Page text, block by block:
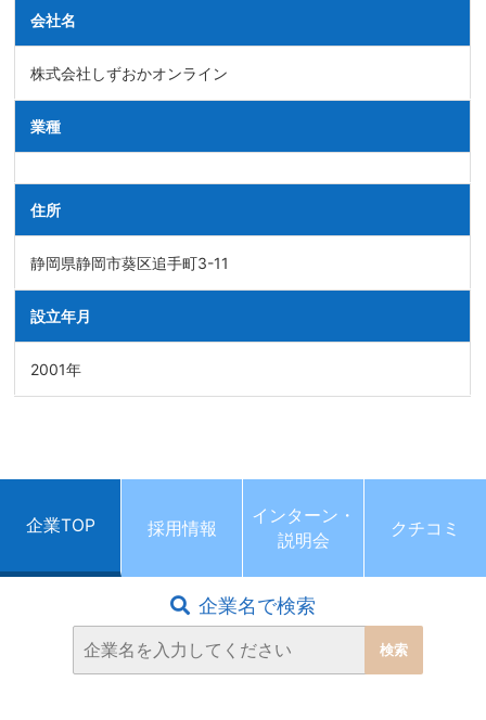
会社名
株式会社しずおかオンライン
業種
住所
静岡県静岡市葵区追手町3-11
設立年月
2001年
企業TOP 採用情報
インターン・
説明会
クチコミ
企業名で検索